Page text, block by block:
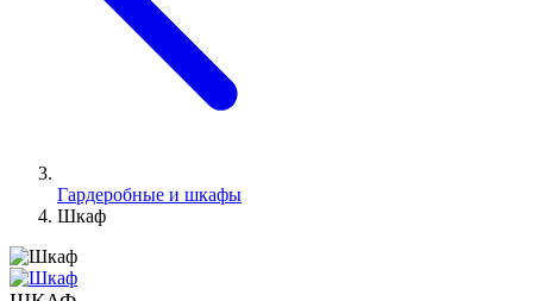
Гардеробные и шкафы
Шкаф